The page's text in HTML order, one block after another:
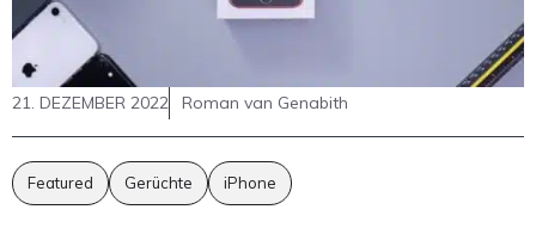
21. DEZEMBER 2022 Roman van Genabith
Featured Gerüchte iPhone